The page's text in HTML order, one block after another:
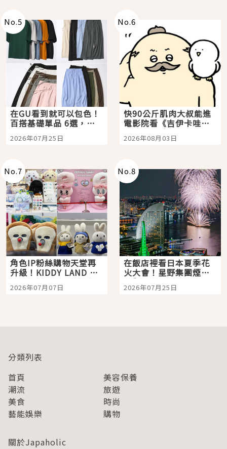
No.5
在GU看到就可以包色！
百搭基礎單品 6選，閉
眼全收也不心疼
2026年07月25日
No.6
快90公斤肌肉大叔能進
電影院看《吉伊卡哇》
嗎？日本重金屬樂團
「打首」會長與nagano
2026年08月03日
No.7
角色IP粉絲購物天堂再
升級！KIDDY LAND 原
宿店吉伊卡哇迎客，新
開幕 OMOKADO 店3分
2026年07月07日
No.8
在飯店裡看日本夏季花
火大會！星野集團煙火
景觀飯店6選，讓你不用
人擠人悠閒欣賞
2026年07月25日
分類列表
首頁
美容保養
潮流
旅遊
美食
時尚
藝能娛樂
購物
關於Japaholic